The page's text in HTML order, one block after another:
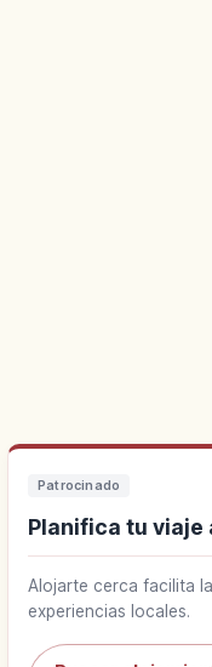
Patrocinado
Planifica tu viaje
Alojarte cerca facilita
experiencias locales.